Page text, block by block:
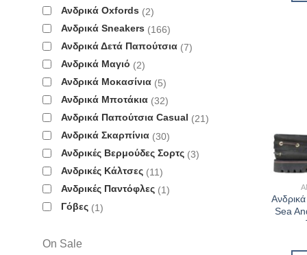
Ανδρικά Oxfords
2
Ανδρικά Sneakers
166
Ανδρικά Δετά Παπούτσια 7
Ανδρικά Μαγιό
2
Ανδρικά Μοκασίνια
5
Ανδρικά Μποτάκια 32
Ανδρικά Παπούτσια Casual
21
Ανδρικά Σκαρπίνια 30
Ανδρικές Βερμούδες Σορτς 3
Ανδρικές Κάλτσες
11
Ανδρικές Παντόφλες
1
Γόβες
1
On Sale
Sea